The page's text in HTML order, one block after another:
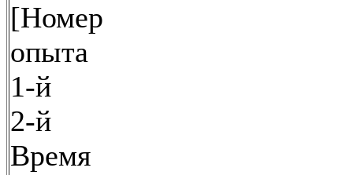
[Номер
опыта
1-й
2-й
Время